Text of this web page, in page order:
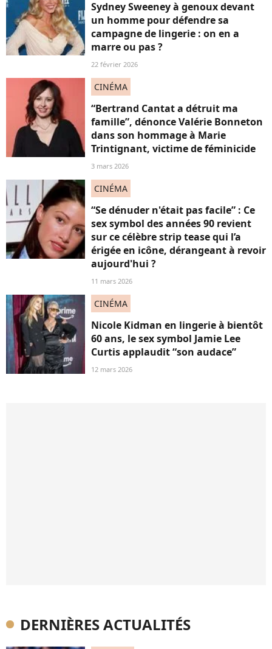
Sydney Sweeney à genoux devant
un homme pour défendre sa
campagne de lingerie : on en a
marre ou pas ?
22 février 2026
CINÉMA
“Bertrand Cantat a détruit ma
famille”, dénonce Valérie Bonneton
dans son hommage à Marie
Trintignant, victime de féminicide
3 mars 2026
CINÉMA
“Se dénuder n'était pas facile” : Ce
sex symbol des années 90 revient
sur ce célèbre strip tease qui l’a
érigée en icône, dérangeant à revoir
aujourd'hui ?
11 mars 2026
CINÉMA
Nicole Kidman en lingerie à bientôt
60 ans, le sex symbol Jamie Lee
Curtis applaudit “son audace”
12 mars 2026
DERNIÈRES ACTUALITÉS